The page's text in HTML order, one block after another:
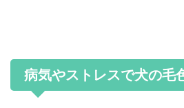
病気やストレスで犬の毛